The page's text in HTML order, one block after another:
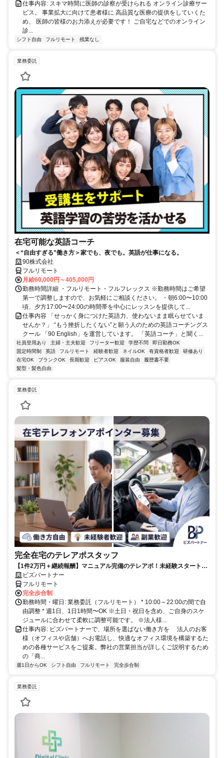
仕事内容: スキマ時間に医師の診察が受けられる オンライン診療サー
ビス。 事業拡大に向けて患者様に 高品質な医療の提供をしていくた
め、 医師の皆様のお力添えが必要です！ ご自宅などでのオンライン
診...
シフト自由 フルリモート 残業なし
業務委託
在宅可能な英語コーチ
＜“自由すぎる”働き方＞家でも、夜でも。英語が仕事になる。
90株式会社
フルリモート
月給60,000円～405,000円
勤務時間詳細 ・フルリモート・フルフレックス ※勤務時間はご希望
第一で調整しますので、お気軽にご相談ください。 ・朝6:00〜10:00
頃、夕方17:00〜24:00の時間帯を中心にレッスンを提供して...
仕事内容 「せっかく身につけた英語力、使わないまま眠らせていま
せんか？」 “もう挫折したくない”と願う人のための英語コーチングス
クール 「90 English」を運営しています。 「英語コーチ」と聞く...
社員登用あり 主婦・主夫歓迎 フリーター歓迎 学歴不問
即日勤務OK
固定時間制
英語 フルリモート 経験者歓迎 ネイルOK 有資格者歓迎
研修あり
在宅OK
ブランクOK 長期歓迎 ピアスOK 服装自由
履歴書不要
髪型・髪色自由
業務委託
完全在宅のテレアポスタッフ
【1件2万円＋継続報酬】マニュアル完備のテレアポ！未経験スタートの
副業スタッフ活躍中／丁寧なフォロー体制あり
ビズパートナー
フルリモート
完全歩合制
勤務時間・曜日: 業務委託（フルリモート） * 10:00～22:00の間で自
由調整 * 週1日、1日1時間〜OK ※土日・祝日を含め、ご自身のスケ
ジュールに合わせて柔軟に調整可能です。 ※法人様...
仕事内容: ビズパートナーで、場所を選ばない働き方を 法人のお客
様（オフィスや店舗）へお電話し、快適なオフィス環境を構築するた
めの各種サービスをご提案。弊社の営業担当が詳しくご説明するため
の「商...
週1日からOK シフト自由 フルリモート 完全歩合制
業務委託